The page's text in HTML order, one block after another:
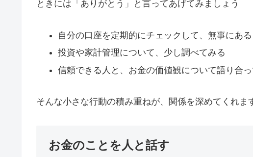
ときには「ありがとう」と言ってあげてみましょう
自分の口座を定期的にチェックして、無事にあ
投資や家計管理について、少し調べてみる
信頼できる人と、お金の価値観について語り合
そんな小さな行動の積み重ねが、関係を深めてくれま
お金のことを人と話す